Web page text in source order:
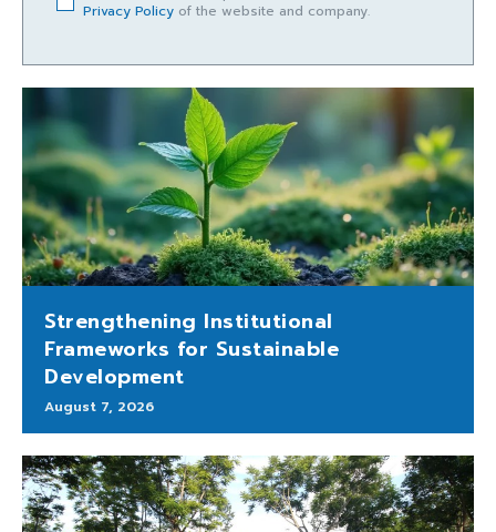
Privacy Policy of the website and company.
Strengthening Institutional
Frameworks for Sustainable
Development
August 7, 2026